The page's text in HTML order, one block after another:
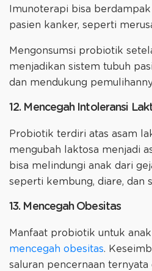
Imunoterapi bisa
pasien kanker, seperti
Mengonsumsi probiotik
menjadikan sistem tubuh
dan mendukung
12. Mencegah Intoleransi
Probiotik terdiri atas asam
mengubah laktosa menjadi
bisa melindungi anak dari
seperti kembung, diare, dan
13. Mencegah Obesitas
Manfaat probiotik untuk
mencegah obesitas.
saluran pencernaan